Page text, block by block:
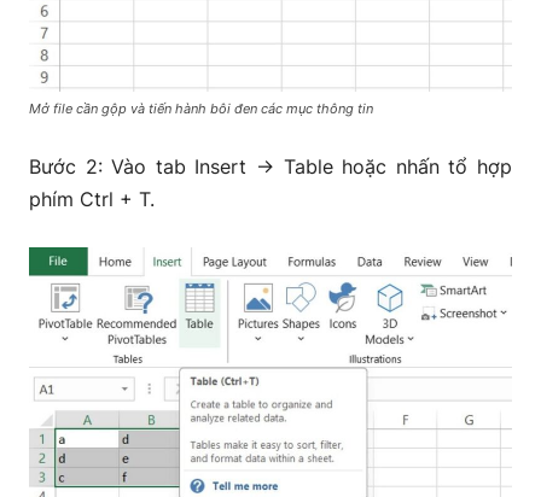
Mở file cần gộp và tiến hành bôi đen các mục thông tin
Bước 2: Vào tab Insert → Table hoặc nhấn tổ hợp
phím Ctrl + T.